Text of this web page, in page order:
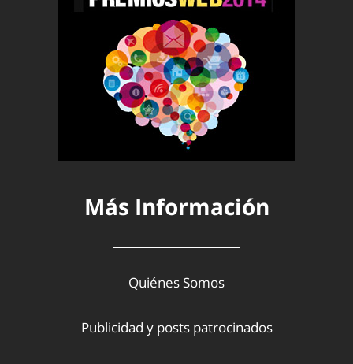
Más Información
Quiénes Somos
Publicidad y posts patrocinados